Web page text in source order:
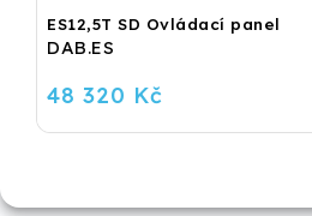
ES12,5T SD Ovládací panel
DAB.ES
48 320 Kč